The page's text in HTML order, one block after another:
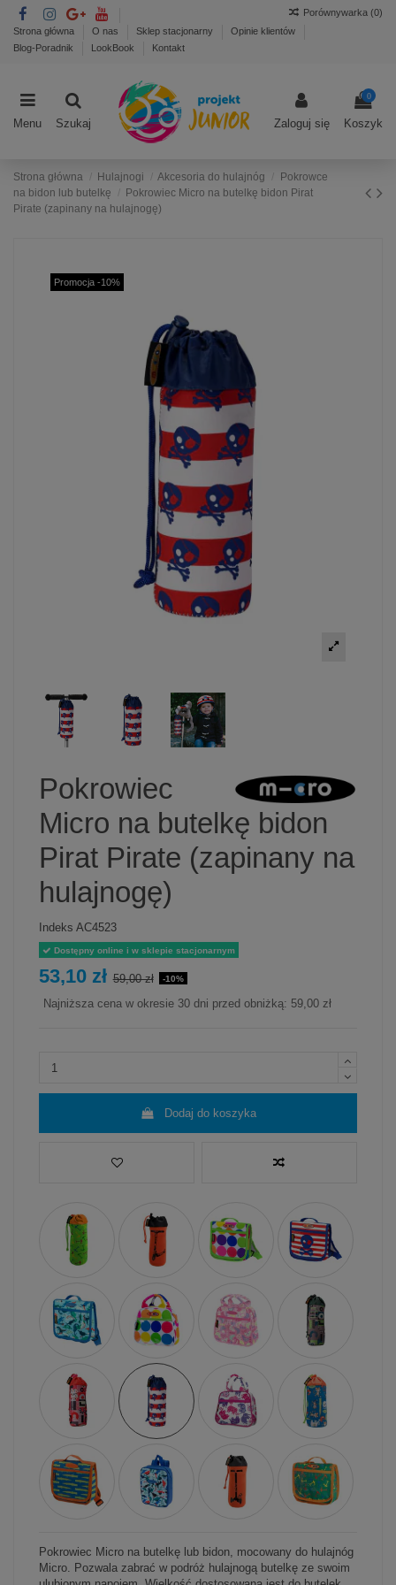
Strona główna O nas Sklep stacjonarny
Opinie klientów
Blog-Poradnik
LookBook Kontakt
Porównywarka (0)
Menu Szukaj Zaloguj się
0
Koszyk
Strona główna Hulajnogi Akcesoria do hulajnóg
Pokrowce
na bidon lub butelkę
Pokrowiec Micro na butelkę bidon Pirat
Pirate (zapinany na hulajnogę)
Promocja -10%
Pokrowiec
Micro na butelkę bidon
Pirat Pirate (zapinany na
hulajnogę)
Indeks AC4523
Dostępny online i w sklepie stacjonarnym
53,10 zł 59,00 zł -10%
Najniższa cena w okresie 30 dni przed obniżką: 59,00 zł
Dodaj do koszyka
Pokrowiec Micro na butelkę lub bidon, mocowany do hulajnóg
Micro. Pozwala zabrać w podróż hulajnogą butelkę ze swoim